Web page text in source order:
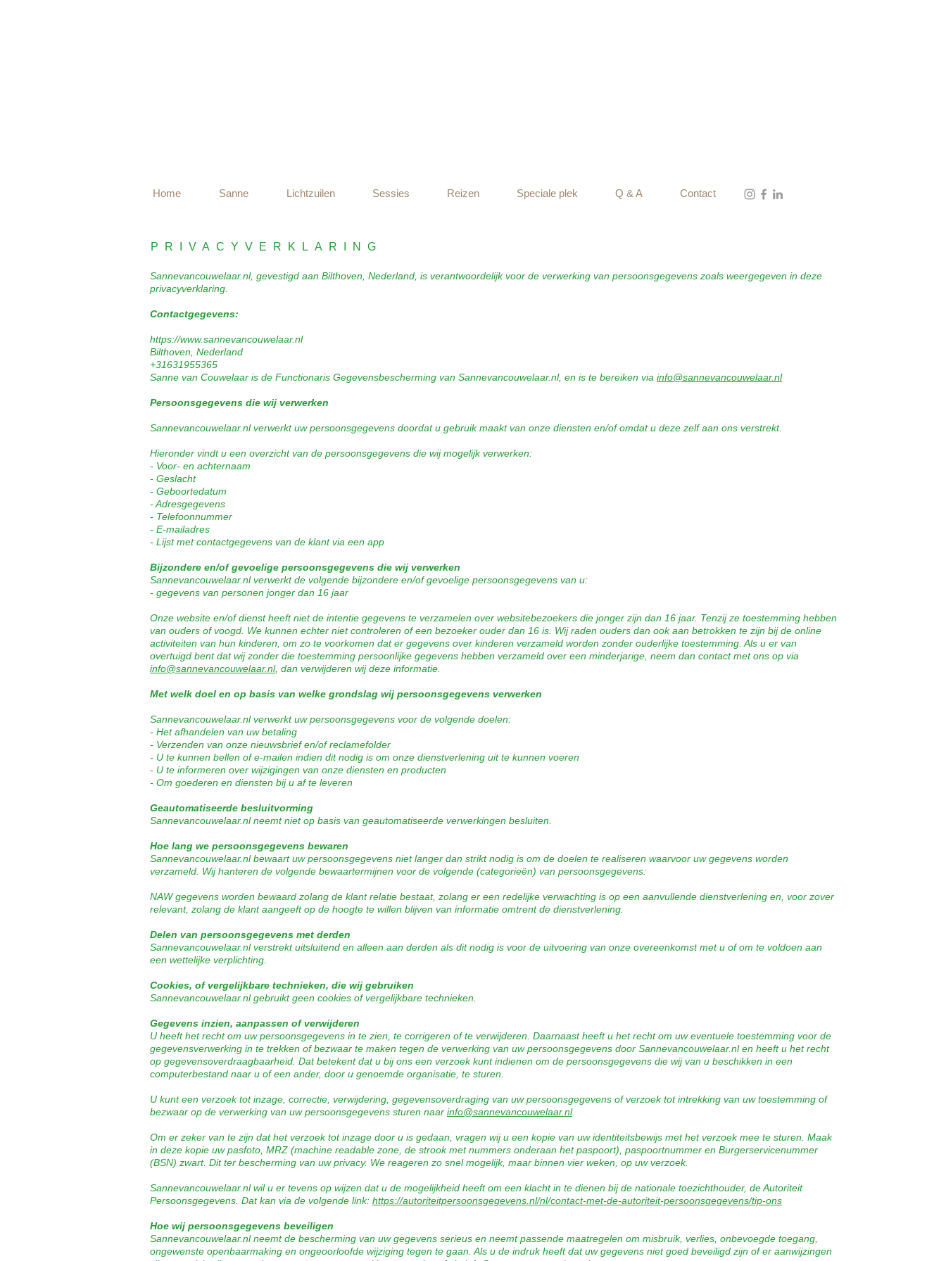
PRIVACYVERKLARING
Sannevancouwelaar.nl, gevestigd aan Bilthoven, Nederland, is verantwoordelijk voor de verwerking van persoonsgegevens zoals weergegeven in deze
privacyverklaring.
Contactgegevens:
https://www.sannevancouwelaar.nl
Bilthoven, Nederland
+31631955365
Sanne van Couwelaar is de Functionaris Gegevensbescherming van Sannevancouwelaar.nl, en is te bereiken via info@sannevancouwelaar.nl
Persoonsgegevens die wij verwerken
Sannevancouwelaar.nl verwerkt uw persoonsgegevens doordat u gebruik maakt van onze diensten en/of omdat u deze zelf aan ons verstrekt.
Hieronder vindt u een overzicht van de persoonsgegevens die wij mogelijk verwerken:
- Voor- en achternaam
- Geslacht
- Geboortedatum
- Adresgegevens
- Telefoonnummer
- E-mailadres
- Lijst met contactgegevens van de klant via een app
Bijzondere en/of gevoelige persoonsgegevens die wij verwerken
Sannevancouwelaar.nl verwerkt de volgende bijzondere en/of gevoelige persoonsgegevens van u:
- gegevens van personen jonger dan 16 jaar
Onze website en/of dienst heeft niet de intentie gegevens te verzamelen over websitebezoekers die jonger zijn dan 16 jaar. Tenzij ze toestemming hebben
van ouders of voogd. We kunnen echter niet controleren of een bezoeker ouder dan 16 is. Wij raden ouders dan ook aan betrokken te zijn bij de online
activiteiten van hun kinderen, om zo te voorkomen dat er gegevens over kinderen verzameld worden zonder ouderlijke toestemming. Als u er van
overtuigd bent dat wij zonder die toestemming persoonlijke gegevens hebben verzameld over een minderjarige, neem dan contact met ons op via
info@sannevancouwelaar.nl, dan verwijderen wij deze informatie.
Met welk doel en op basis van welke grondslag wij persoonsgegevens verwerken
Sannevancouwelaar.nl verwerkt uw persoonsgegevens voor de volgende doelen:
- Het afhandelen van uw betaling
- Verzenden van onze nieuwsbrief en/of reclamefolder
- U te kunnen bellen of e-mailen indien dit nodig is om onze dienstverlening uit te kunnen voeren
- U te informeren over wijzigingen van onze diensten en producten
- Om goederen en diensten bij u af te leveren
Geautomatiseerde besluitvorming
Sannevancouwelaar.nl neemt niet op basis van geautomatiseerde verwerkingen besluiten.
Hoe lang we persoonsgegevens bewaren
Sannevancouwelaar.nl bewaart uw persoonsgegevens niet langer dan strikt nodig is om de doelen te realiseren waarvoor uw gegevens worden
verzameld. Wij hanteren de volgende bewaartermijnen voor de volgende (categorieën) van persoonsgegevens:
NAW gegevens worden bewaard zolang de klant relatie bestaat, zolang er een redelijke verwachting is op een aanvullende dienstverlening en, voor zover
relevant, zolang de klant aangeeft op de hoogte te willen blijven van informatie omtrent de dienstverlening.
Delen van persoonsgegevens met derden
Sannevancouwelaar.nl verstrekt uitsluitend en alleen aan derden als dit nodig is voor de uitvoering van onze overeenkomst met u of om te voldoen aan
een wettelijke verplichting.
Cookies, of vergelijkbare technieken, die wij gebruiken
Sannevancouwelaar.nl gebruikt geen cookies of vergelijkbare technieken.
Gegevens inzien, aanpassen of verwijderen
U heeft het recht om uw persoonsgegevens in te zien, te corrigeren of te verwijderen. Daarnaast heeft u het recht om uw eventuele toestemming voor de
gegevensverwerking in te trekken of bezwaar te maken tegen de verwerking van uw persoonsgegevens door Sannevancouwelaar.nl en heeft u het recht
op gegevensoverdraagbaarheid. Dat betekent dat u bij ons een verzoek kunt indienen om de persoonsgegevens die wij van u beschikken in een
computerbestand naar u of een ander, door u genoemde organisatie, te sturen.
U kunt een verzoek tot inzage, correctie, verwijdering, gegevensoverdraging van uw persoonsgegevens of verzoek tot intrekking van uw toestemming of
bezwaar op de verwerking van uw persoonsgegevens sturen naar info@sannevancouwelaar.nl.
Om er zeker van te zijn dat het verzoek tot inzage door u is gedaan, vragen wij u een kopie van uw identiteitsbewijs met het verzoek mee te sturen. Maak
in deze kopie uw pasfoto, MRZ (machine readable zone, de strook met nummers onderaan het paspoort), paspoortnummer en Burgerservicenummer
(BSN) zwart. Dit ter bescherming van uw privacy. We reageren zo snel mogelijk, maar binnen vier weken, op uw verzoek.
Sannevancouwelaar.nl wil u er tevens op wijzen dat u de mogelijkheid heeft om een klacht in te dienen bij de nationale toezichthouder, de Autoriteit
Persoonsgegevens. Dat kan via de volgende link: https://autoriteitpersoonsgegevens.nl/nl/contact-met-de-autoriteit-persoonsgegevens/tip-ons
Hoe wij persoonsgegevens beveiligen
Sannevancouwelaar.nl neemt de bescherming van uw gegevens serieus en neemt passende maatregelen om misbruik, verlies, onbevoegde toegang,
ongewenste openbaarmaking en ongeoorloofde wijziging tegen te gaan. Als u de indruk heeft dat uw gegevens niet goed beveiligd zijn of er aanwijzingen
Home Sanne Lichtzuilen Sessies Reizen Speciale plek Q & A Contact